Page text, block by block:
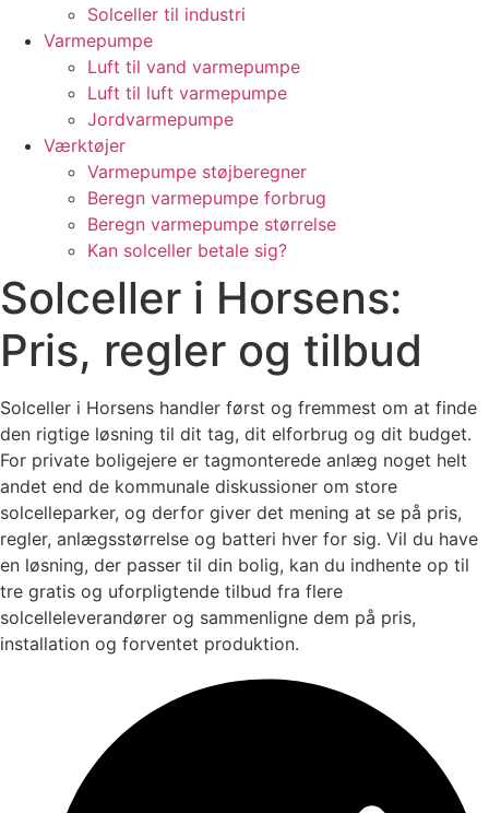
Solceller til industri
Varmepumpe
Luft til vand varmepumpe
Luft til luft varmepumpe
Jordvarmepumpe
Værktøjer
Varmepumpe støjberegner
Beregn varmepumpe forbrug
Beregn varmepumpe størrelse
Kan solceller betale sig?
Solceller i Horsens:
Pris, regler og tilbud
Solceller i Horsens handler først og fremmest om at finde
den rigtige løsning til dit tag, dit elforbrug og dit budget.
For private boligejere er tagmonterede anlæg noget helt
andet end de kommunale diskussioner om store
solcelleparker, og derfor giver det mening at se på pris,
regler, anlægsstørrelse og batteri hver for sig. Vil du have
en løsning, der passer til din bolig, kan du indhente op til
tre gratis og uforpligtende tilbud fra flere
solcelleleverandører og sammenligne dem på pris,
installation og forventet produktion.